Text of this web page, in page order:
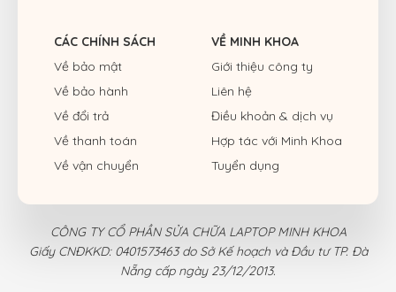
CÁC CHÍNH SÁCH
Về bảo mật
Về bảo hành
Về đổi trả
Về thanh toán
Về vận chuyển
VỀ MINH KHOA
Giới thiệu công ty
Liên hệ
Điều khoản & dịch vụ
Hợp tác với Minh Khoa
Tuyển dụng
CÔNG TY CỔ PHẦN SỬA CHỮA LAPTOP MINH KHOA
Giấy CNĐKKD: 0401573463 do Sở Kế hoạch và Đầu tư TP. Đà
Nẵng cấp ngày 23/12/2013.